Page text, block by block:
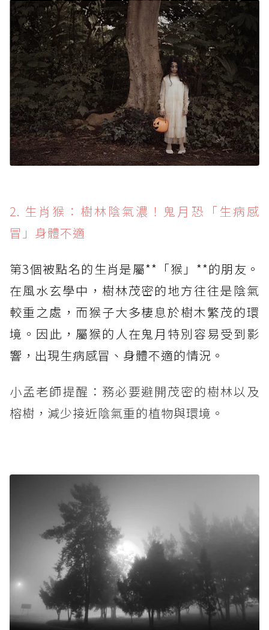
2. 生肖猴：樹林陰氣濃！鬼月恐「生病感
冒」身體不適
第3個被點名的生肖是屬**「猴」**的朋友。
在風水玄學中，樹林茂密的地方往往是陰氣
較重之處，而猴子大多棲息於樹木繁茂的環
境。因此，屬猴的人在鬼月特別容易受到影
響，出現生病感冒、身體不適的情況。
小孟老師提醒：務必要避開茂密的樹林以及
榕樹，減少接近陰氣重的植物與環境。